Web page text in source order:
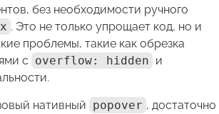
без необходимости ручного
. Это не только упрощает код, но и
проблемы, такие как обрезка
с overflow: hidden и
нативный popover , достаточно